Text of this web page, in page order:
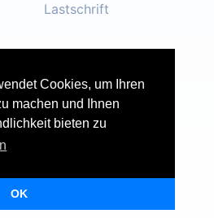
Cookies, um Ihren
machen und Ihnen
bieten zu
OK
Lastschrift